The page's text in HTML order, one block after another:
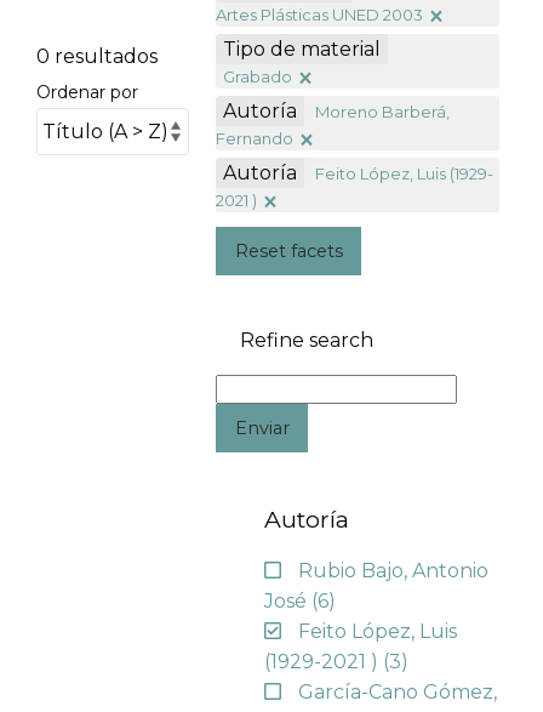
0 resultados
Ordenar por
Artes Plásticas UNED 2003
Tipo de material
Grabado
Autoría
Moreno Barberá,
Fernando
Autoría
Feito López, Luis (1929-
2021 )
Reset facets
Refine search
Enviar
Autoría
Rubio Bajo, Antonio
José (6)
Feito López, Luis
(1929-2021 ) (3)
García-Cano Gómez,